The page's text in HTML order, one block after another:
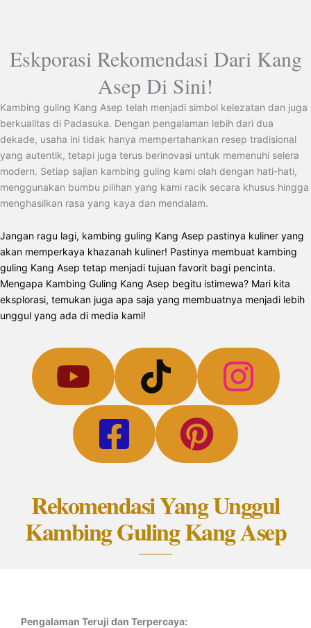
Eskporasi Rekomendasi Dari Kang
Asep Di Sini!
Kambing guling Kang Asep telah menjadi simbol kelezatan dan juga
berkualitas di Padasuka. Dengan pengalaman lebih dari dua
dekade, usaha ini tidak hanya mempertahankan resep tradisional
yang autentik, tetapi juga terus berinovasi untuk memenuhi selera
modern. Setiap sajian kambing guling kami olah dengan hati-hati,
menggunakan bumbu pilihan yang kami racik secara khusus hingga
menghasilkan rasa yang kaya dan mendalam.
Jangan ragu lagi, kambing guling Kang Asep pastinya kuliner yang
akan memperkaya khazanah kuliner! Pastinya membuat kambing
guling Kang Asep tetap menjadi tujuan favorit bagi pencinta.
Mengapa Kambing Guling Kang Asep begitu istimewa? Mari kita
eksplorasi, temukan juga apa saja yang membuatnya menjadi lebih
unggul yang ada di media kami!
Rekomendasi Yang Unggul
Kambing Guling Kang Asep
Pengalaman Teruji dan Terpercaya: